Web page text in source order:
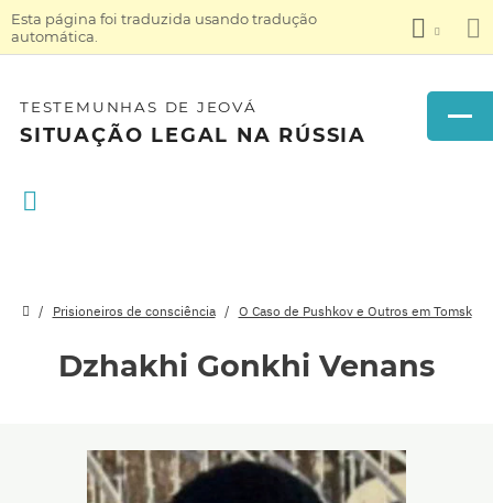
Esta página foi traduzida usando tradução
automática.
TESTEMUNHAS DE JEOVÁ
SITUAÇÃO LEGAL NA RÚSSIA
Prisioneiros de consciência O Caso de Pushkov e Outros em Tomsk
Dzhakhi Gonkhi Venans